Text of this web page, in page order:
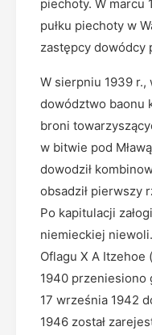
piechoty. W marcu
pułku piechoty w
zastępcy dowódcy
W sierpniu 1939 r.,
dowództwo baonu
broni
w bitwie pod
dowodził
obsadził pierwszy
Po kapitulacji
niemieckiej
Oflagu X A Itzehoe
1940 przeniesiono
17 września 1942
1946 został